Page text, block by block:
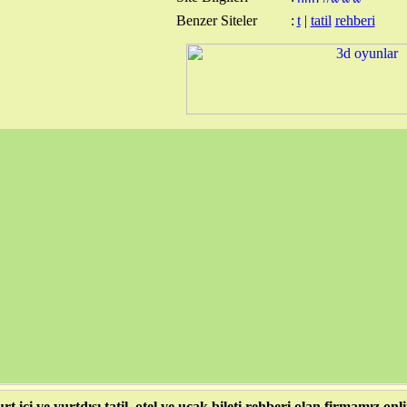
Benzer Siteler
: t| tatil rehberi